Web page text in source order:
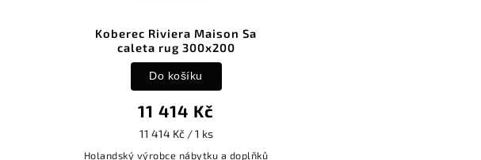
Koberec Riviera Maison Sa
caleta rug 300x200
11 414 Kč
11 414 Kč / 1 ks
Do košíku
Holandský výrobce nábytku a doplňků